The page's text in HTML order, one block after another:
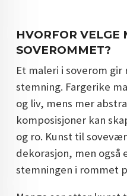
HVORFOR VELGE
SOVEROMMET?
Et maleri i soverom
stemning. Fargerike
og liv, mens mer
komposisjoner kan
og ro. Kunst til
dekorasjon, men også
stemningen i rommet